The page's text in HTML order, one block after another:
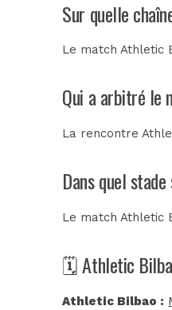
Sur quelle
Le match Athletic
Qui a arbitré le
La rencontre
Dans quel
Le match Athletic
🗓️ Athletic
Athletic Bilbao :